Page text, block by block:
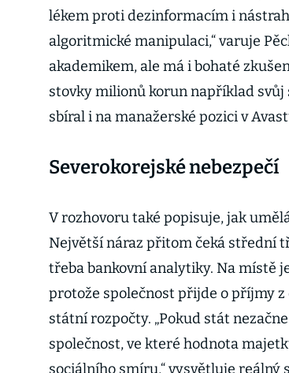
lékem proti dezinformacím i
algoritmické manipulaci,“ varuje
akademikem, ale má i bohaté
stovky milionů korun například
sbíral i na manažerské pozici v
Severokorejské nebezpečí
V rozhovoru také popisuje, jak
Největší náraz přitom čeká střední
třeba bankovní analytiky. Na místě
protože společnost přijde o příjmy
státní rozpočty. „Pokud stát
společnost, ve které hodnota
sociálního smíru,“ vysvětluje reálný